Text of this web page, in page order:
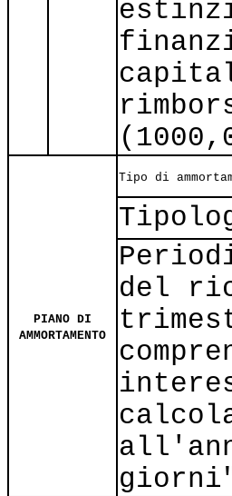
PIANO DI
AMMORTAMENTO
Tipo di
del